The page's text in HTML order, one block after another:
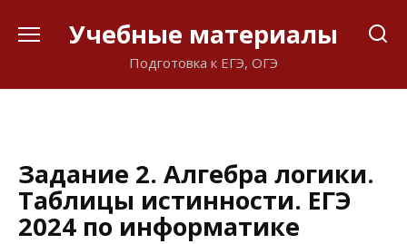
Учебные материалы
Подготовка к ЕГЭ, ОГЭ
Задание 2. Алгебра логики.
Таблицы истинности. ЕГЭ
2024 по информатике